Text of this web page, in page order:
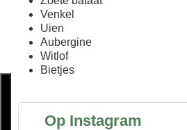
Venkel
Uien
Aubergine
Witlof
Bietjes
Op Instagram